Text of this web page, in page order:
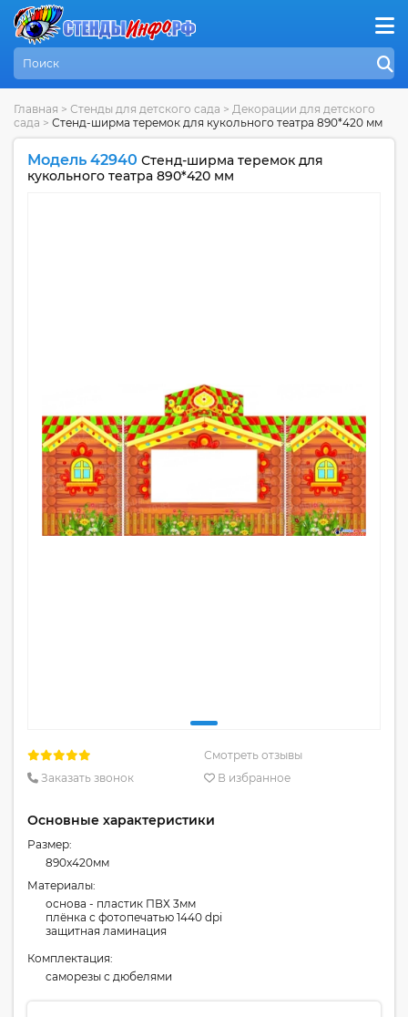
Главная > Стенды для детского сада > Декорации для детского
сада > Стенд-ширма теремок для кукольного театра 890*420 мм
Модель 42940 Стенд-ширма теремок для
кукольного театра 890*420 мм
Смотреть отзывы
Заказать звонок
В избранное
Основные характеристики
Размер:
890x420мм
Материалы:
основа - пластик ПВХ 3мм
плёнка с фотопечатью 1440 dpi
защитная ламинация
Комплектация:
cаморезы с дюбелями